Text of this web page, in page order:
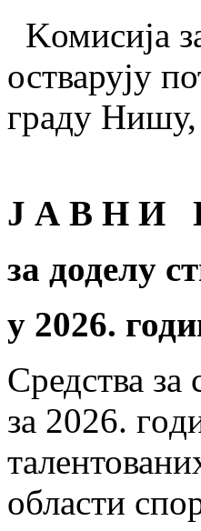
Kомисија
остварују
граду Нишу,
Ј А В Н И
за доделу
у 2026.
Средства за
за 2026.
области